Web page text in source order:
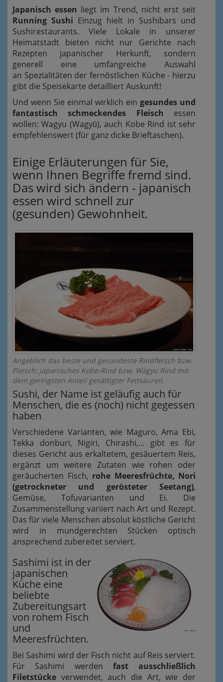
Japanisch essen liegt im Trend, nicht erst seit
Running Sushi Einzug hielt in Sushibars und
Sushirestaurants. Viele Lokale in unserer
Heimatstadt bieten nicht nur Gerichte nach
Rezepten japanischer Herkunft, sondern
generell eine umfangreiche Auswahl
an Spezialitäten der fernöstlichen Küche - hierzu
gibt die Speisekarte detailliert Auskunft!
Und wenn Sie einmal wirklich ein gesundes und
fantastisch schmeckendes Fleisch essen
wollen: Wagyu (Wagyū), auch Kobe Rind ist sehr
empfehlenswert (für ganz dicke Brieftaschen).
Einige Erläuterungen für Sie,
wenn Ihnen Begriffe fremd sind.
Das wird sich ändern - japanisch
essen wird schnell zur
(gesunden) Gewohnheit.
Angeblich das beste und gesündeste Rindfleisch bzw.
Fleisch: japanisches Kobe-Rind bzw. Wagyu Rind mit
dem geringsten Anteil gesättigter Fettsäuren.
Sushi, der Name ist geläufig auch für
Menschen, die es (noch) nicht gegessen
haben
Verschiedene Varianten, wie Maguro, Ama Ebi,
Tekka donburi, Nigiri, Chirashi,... gibt es für
dieses Gericht aus erkaltetem, gesäuertem Reis,
ergänzt um weitere Zutaten wie rohen oder
geräucherten Fisch, rohe Meeresfrüchte, Nori
(getrockneter und gerösteter Seetang),
Gemüse, Tofuvarianten und Ei. Die
Zusammenstellung variiert nach Art und Rezept.
Das für viele Menschen absolut köstliche Gericht
wird in mundgerechten Stücken optisch
ansprechend zubereitet serviert.
Sashimi ist in der
japanischen
Küche eine
beliebte
Zubereitungsart
von rohem Fisch
und
Meeresfrüchten.
Bei Sashimi wird der Fisch nicht auf Reis serviert.
Für Sashimi werden fast ausschließlich
Filetstücke verwendet, auch die Art, wie der